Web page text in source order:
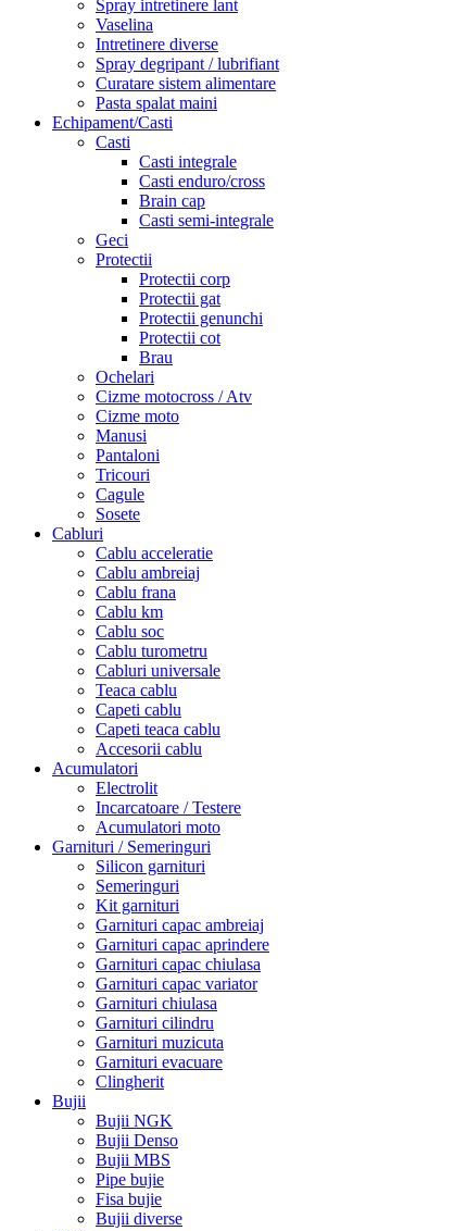
Spray intretinere lant
Vaselina
Intretinere diverse
Spray degripant / lubrifiant
Curatare sistem alimentare
Pasta spalat maini
Echipament/Casti
Casti
Casti integrale
Casti enduro/cross
Brain cap
Casti semi-integrale
Geci
Protectii
Protectii corp
Protectii gat
Protectii genunchi
Protectii cot
Brau
Ochelari
Cizme motocross / Atv
Cizme moto
Manusi
Pantaloni
Tricouri
Cagule
Sosete
Cabluri
Cablu acceleratie
Cablu ambreiaj
Cablu frana
Cablu km
Cablu soc
Cablu turometru
Cabluri universale
Teaca cablu
Capeti cablu
Capeti teaca cablu
Accesorii cablu
Acumulatori
Electrolit
Incarcatoare / Testere
Acumulatori moto
Garnituri / Semeringuri
Silicon garnituri
Semeringuri
Kit garnituri
Garnituri capac ambreiaj
Garnituri capac aprindere
Garnituri capac chiulasa
Garnituri capac variator
Garnituri chiulasa
Garnituri cilindru
Garnituri muzicuta
Garnituri evacuare
Clingherit
Bujii
Bujii NGK
Bujii Denso
Bujii MBS
Pipe bujie
Fisa bujie
Bujii diverse